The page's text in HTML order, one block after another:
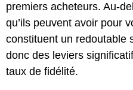
premiers acheteurs. Au-
qu’ils peuvent avoir pour
constituent un redoutable
donc des leviers
taux de fidélité.